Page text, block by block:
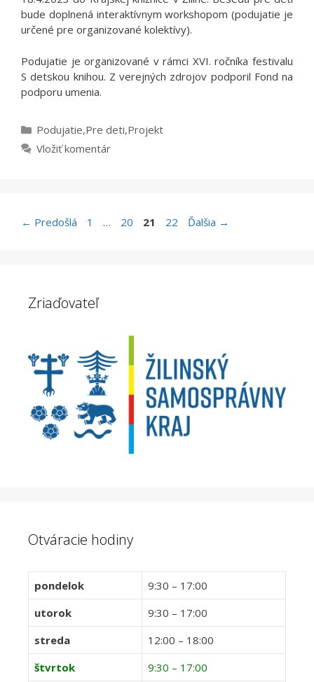
bude doplnená interaktívnym workshopom (podujatie je
určené pre organizované kolektívy).
Podujatie je organizované v rámci XVI. ročníka festivalu
S detskou knihou. Z verejných zdrojov podporil Fond na
podporu umenia.
Kategórie
Podujatie,Pre deti,Projekt
Vložiť komentár
← Predošlá Stránka
1 … Stránka
20 Stránka
21 Stránka
22 Ďalšia →
Zriaďovateľ
Otváracie hodiny
pondelok
9:30 – 17:00
utorok
9:30 – 17:00
streda
12:00 – 18:00
štvrtok
9:30 – 17:00